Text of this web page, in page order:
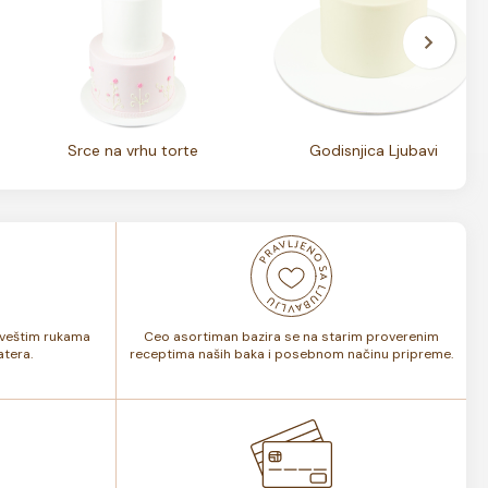
Srce na vrhu torte Godisnjica Ljubavi
rukama
Ceo asortiman bazira se na starim proverenim
receptima naših baka i posebnom načinu pripreme.